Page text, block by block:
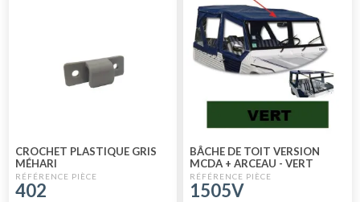
CROCHET PLASTIQUE GRIS
MÉHARI
402
BÂCHE DE TOIT VERSION
MCDA + ARCEAU - VERT
1505V